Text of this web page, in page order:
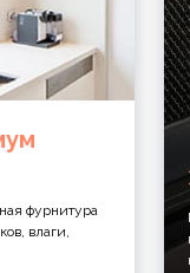
фурнитура
влаги,